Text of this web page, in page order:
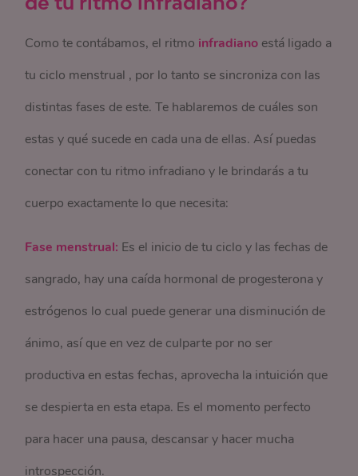
Como te contábamos, el ritmo infradiano está ligado a
tu ciclo menstrual , por lo tanto se sincroniza con las
distintas fases de este. Te hablaremos de cuáles son
estas y qué sucede en cada una de ellas. Así puedas
conectar con tu ritmo infradiano y le brindarás a tu
cuerpo exactamente lo que necesita:
Fase menstrual: Es el inicio de tu ciclo y las fechas de
sangrado, hay una caída hormonal de progesterona y
estrógenos lo cual puede generar una disminución de
ánimo, así que en vez de culparte por no ser
productiva en estas fechas, aprovecha la intuición que
se despierta en esta etapa. Es el momento perfecto
para hacer una pausa, descansar y hacer mucha
introspección.